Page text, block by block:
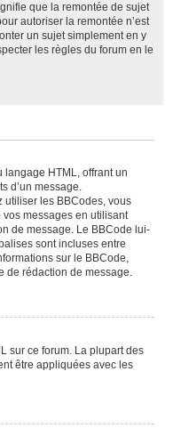
que la remontée de sujet
autoriser la remontée n’est
un sujet simplement en y
les règles du forum en le
langage HTML, offrant un
d’un message.
utiliser les BBCodes, vous
messages en utilisant
de message. Le BBCode lui-
sont incluses entre
sur le BBCode,
de rédaction de message.
sur ce forum. La plupart des
être appliquées avec les